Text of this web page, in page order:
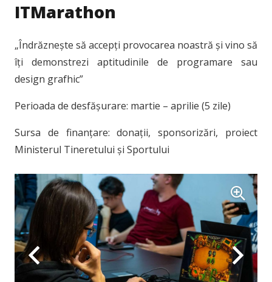
ITMarathon
„Îndrăznește să accepți provocarea noastră și vino să
îți demonstrezi aptitudinile de programare sau
design grafhic”
Perioada de desfășurare: martie – aprilie (5 zile)
Sursa de finanțare: donații, sponsorizări, proiect
Ministerul Tineretului și Sportului